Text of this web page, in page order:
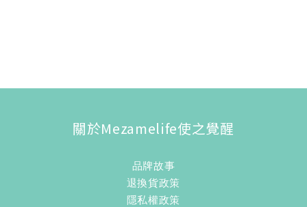
關於Mezamelife使之覺醒
品牌故事
退換貨政策
隱私權政策